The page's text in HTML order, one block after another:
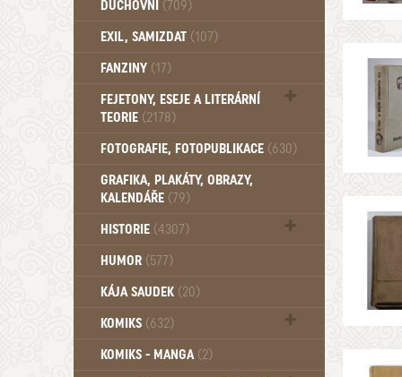
DUCHOVNÍ (709)
Okultismus (110)
EXIL, SAMIZDAT (107)
FANZINY (17)
FEJETONY, ESEJE A LITERÁRNÍ
TEORIE (2178)
Citáty, aforismy, snáře, přísloví,
FOTOGRAFIE, FOTOPUBLIKACE (630)
GRAFIKA, PLAKÁTY, OBRAZY,
KALENDÁŘE (79)
HISTORIE (4307)
Mytologie, Mýty, Báje, Pověsti (203)
HUMOR (577)
KÁJA SAUDEK (20)
KOMIKS (632)
Komiks - Čtyřlístek (234)
KOMIKS - MANGA (2)